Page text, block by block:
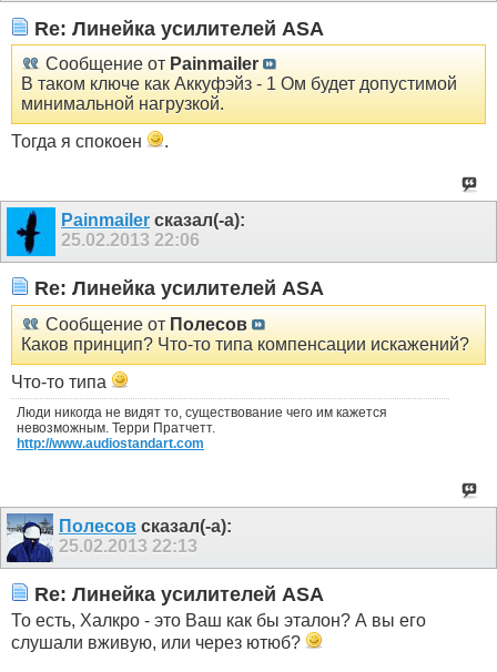
Re: Линейка усилителей ASA
Сообщение от Painmailer
В таком ключе как Аккуфэйз - 1 Ом будет допустимой
минимальной нагрузкой.
Тогда я спокоен
.
Painmailer сказал(-а):
25.02.2013 22:06
Re: Линейка усилителей ASA
Сообщение от Полесов
Каков принцип? Что-то типа компенсации искажений?
Что-то типа
Люди никогда не видят то, существование чего им кажется
невозможным. Терри Пратчетт.
http://www.audiostandart.com
Полесовсказал(-а):
25.02.2013 22:13
Re: Линейка усилителей ASA
То есть, Халкро - это Ваш как бы эталон? А вы его
слушали вживую, или через ютюб?